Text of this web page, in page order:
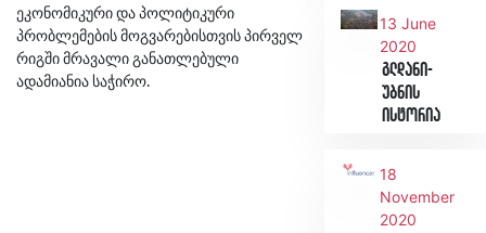
ეკონომიკური და პოლიტიკური
პრობლემების მოგვარებისთვის პირველ
რიგში მრავალი განათლებული
ადამიანია საჭირო.
13 June
2020
გლდანი-
უბნის
ისტორია
18
November
2020